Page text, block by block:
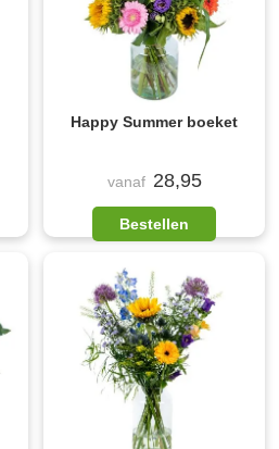
Happy Summer boeket
vanaf 28,95
Bestellen